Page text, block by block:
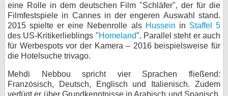
eine Rolle in dem deutschen Film "Schläfer", der für die
Filmfestspiele in Cannes in der engeren Auswahl stand.
2015 spielte er eine Nebenrolle als Hussein in Staffel 5
des US-Kritikerlieblings "Homeland". Parallel steht er auch
für Werbespots vor der Kamera – 2016 beispielsweise für
die Hotelsuche trivago.
Mehdi Nebbou spricht vier Sprachen fließend:
Französisch, Deutsch, Englisch und Italienisch. Zudem
verfügt er über Grundkenntnisse in Arabisch und Spanisch.
Cookie-Einstellungen
Impressum
Desktop-Ansicht